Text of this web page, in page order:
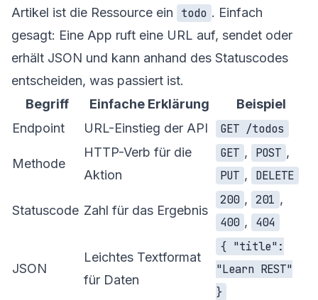
Artikel ist die Ressource ein
todo . Einfach
gesagt: Eine App ruft eine URL auf, sendet oder
erhält JSON und kann anhand des Statuscodes
entscheiden, was passiert ist.
Begriff
Einfache Erklärung
Beispiel
Endpoint
URL-Einstieg der API GET /todos
Methode
HTTP-Verb für die
Aktion
GET , POST ,
PUT , DELETE
Statuscode Zahl für das Ergebnis
200 , 201 ,
400 , 404
JSON
Leichtes Textformat
für Daten
{ "title":
"Learn REST"
}